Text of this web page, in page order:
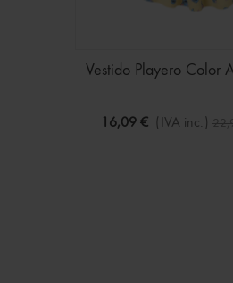
Vestido Playero Color
16,09 € (IVA inc.)